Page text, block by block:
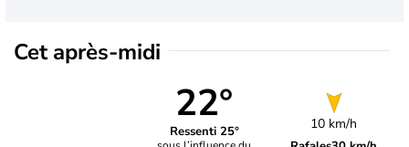
Cet après-midi
22°
Ressenti 25° 10 km/h